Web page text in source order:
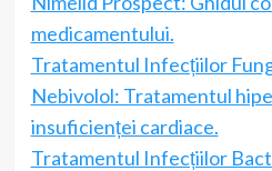
medicamentului.
Tratamentul Infecțiilor
Nebivolol: Tratamentul
insuficienței cardiace.
Tratamentul Infecțiilor